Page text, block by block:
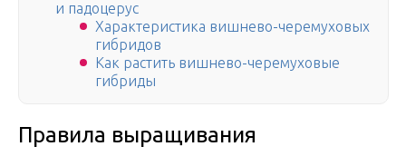
и падоцерус
Характеристика вишнево-черемуховых
гибридов
Как растить вишнево-черемуховые
гибриды
Правила выращивания